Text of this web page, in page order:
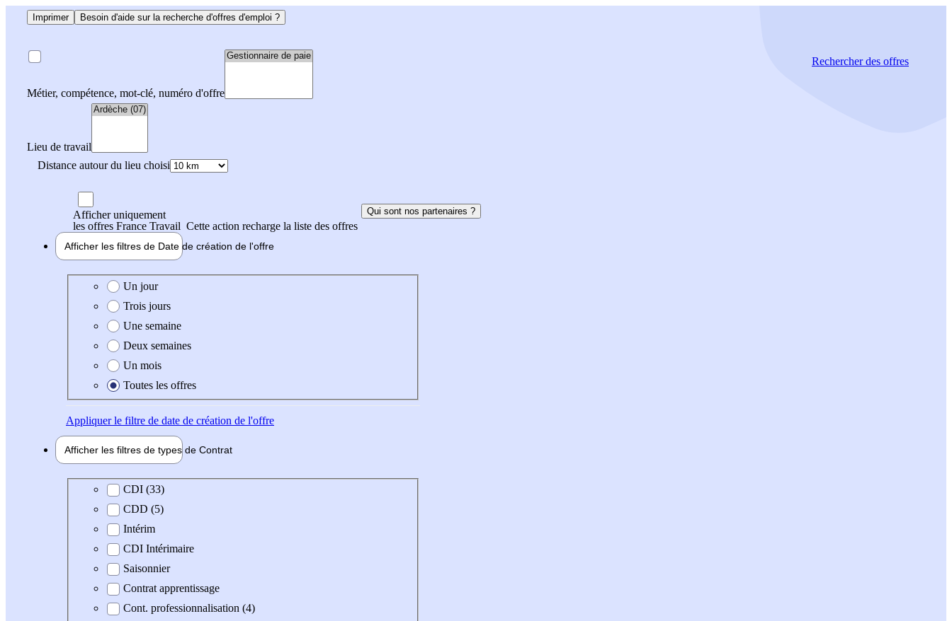
Imprimer Besoin d'aide sur la recherche d'offres d'emploi ?
Métier, compétence, mot-clé, numéro d'offre
Lieu de travail
Distance autour du lieu choisi
Rechercherdes offres
Afficher uniquement
les offres France Travail Cette action recharge la liste des offres
Qui sont nos partenaires ?
Afficher les filtres de Date de création de l'offre
Date de création de l'offre
Un jour
Trois jours
Une semaine
Deux semaines
Un mois
Toutes les offres
Appliquerle filtre de date de création de l'offre
Afficher les filtres de types de Contrat
Type de contratCDI (33)
CDD (5)
Intérim
CDI Intérimaire
Saisonnier
Contrat apprentissage
Cont. professionnalisation (4)